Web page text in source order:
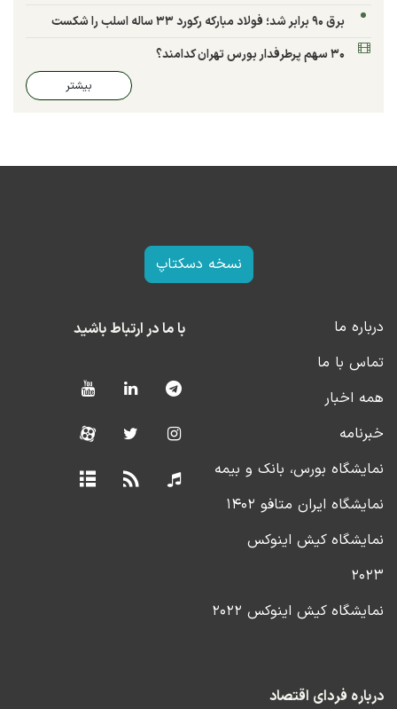
برق ۹۰ برابر شد؛ فولاد مبارکه رکورد ۳۳ ساله اسلب را شکست
۳۰ سهم پرطرفدار بورس تهران کدامند؟
بیشتر
نسخه دسکتاپ
درباره ما
تماس با ما
همه اخبار
خبرنامه
نمایشگاه بورس، بانک و بیمه
نمایشگاه ایران متافو ۱۴۰۲
نمایشگاه کیش اینوکس
۲۰۲۳
نمایشگاه کیش اینوکس ۲۰۲۲
با ما در ارتباط باشید
درباره فردای اقتصاد